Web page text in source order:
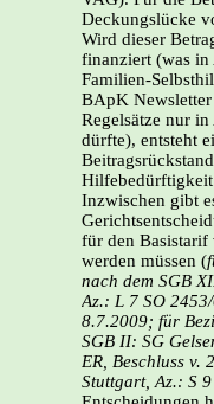
Deckungslücke
Wird dieser
finanziert (was in
Familien-
BApK Newsletter
Regelsätze nur
dürfte), entsteht
Inzwischen gibt
für den Basistarif
werden müssen (
nach dem SGB
Az.: L 7 SO
8.7.2009; für
SGB II: SG
ER, Beschluss v.
Stuttgart, Az.: S 9